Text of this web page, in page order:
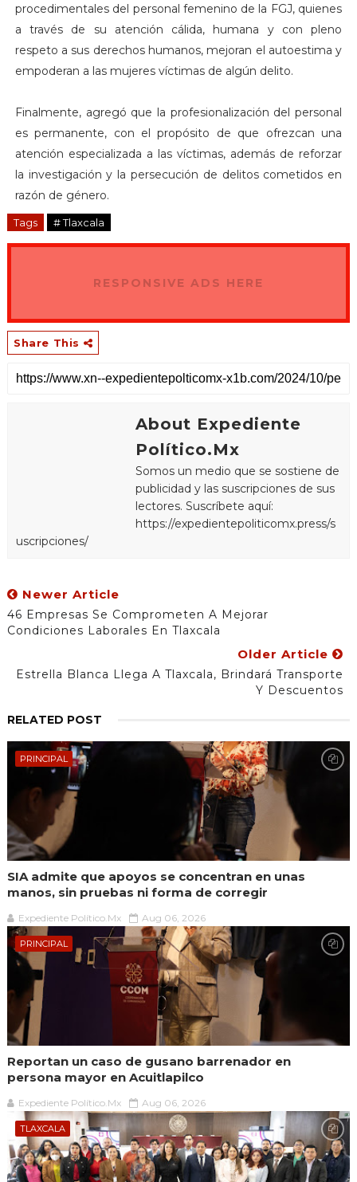
procedimentales del personal femenino de la FGJ, quienes
a través de su atención cálida, humana y con pleno
respeto a sus derechos humanos, mejoran el autoestima y
empoderan a las mujeres víctimas de algún delito.
Finalmente, agregó que la profesionalización del personal
es permanente, con el propósito de que ofrezcan una
atención especializada a las víctimas, además de reforzar
la investigación y la persecución de delitos cometidos en
razón de género.
Tags # Tlaxcala
RESPONSIVE ADS HERE
Share This
About Expediente
Político.Mx
Somos un medio que se sostiene de
publicidad y las suscripciones de sus
lectores. Suscríbete aquí:
https://expedientepoliticomx.press/s
uscripciones/
Newer Article
46 Empresas Se Comprometen A Mejorar
Condiciones Laborales En Tlaxcala
Older Article
Estrella Blanca Llega A Tlaxcala, Brindará Transporte
Y Descuentos
RELATED POST
PRINCIPAL
SIA admite que apoyos se concentran en unas
manos, sin pruebas ni forma de corregir
Expediente Político.Mx Aug 06, 2026
PRINCIPAL
Reportan un caso de gusano barrenador en
persona mayor en Acuitlapilco
Expediente Político.Mx Aug 06, 2026
TLAXCALA